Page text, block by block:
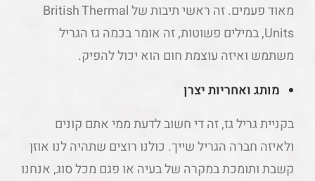
מאוד פעמים. זה ראשי תיבות של British Thermal
Units, במילים פשוטות, זה אומר בכמה גז הגריל
משתמש ואיזה עוצמת חום הוא יכול להפיק.
מותג ואחריות יצרן
בקניית גריל גז, זה די חשוב לדעת ממי אתם קונים
ולאיזה חברה הגריל שייך. כולנו רוצים שתהיה לנו אוזן
קשבת ותומכת במקרה של בעיה או פגם מכל סוג, אנחנו